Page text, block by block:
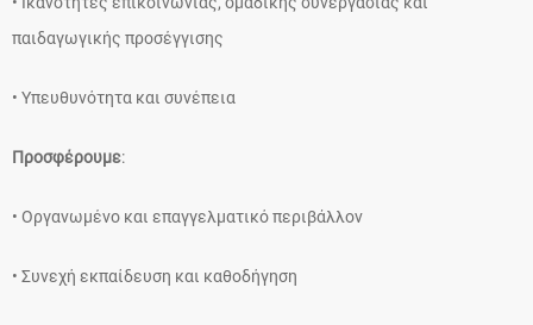
παιδαγωγικής προσέγγισης
• Υπευθυνότητα και συνέπεια
Προσφέρουμε:
• Οργανωμένο και επαγγελματικό περιβάλλον
• Συνεχή εκπαίδευση και καθοδήγηση